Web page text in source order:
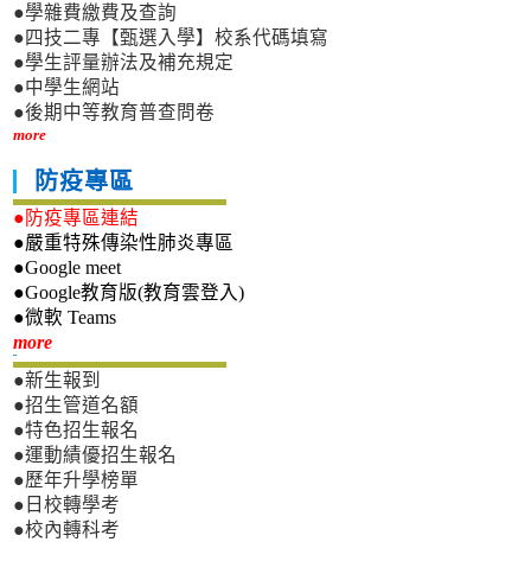
●學雜費繳費及查詢
●四技二專【甄選入學】校系代碼填寫
●學生評量辦法及補充規定
●中學生網站
●後期中等教育普查問卷
more
防疫專區
●防疫專區連結
●嚴重特殊傳染性肺炎專區
●Google meet
●Google教育版(教育雲登入)
●微軟 Teams
more新生專區
●新生報到
●招生管道名額
●特色招生報名
●運動績優招生報名
●歷年升學榜單
●日校轉學考
●校內轉科考